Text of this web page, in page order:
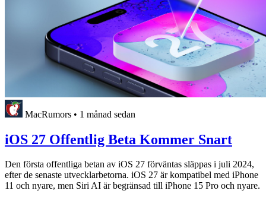
MacRumors • 1 månad sedan
iOS 27 Offentlig Beta Kommer Snart
Den första offentliga betan av iOS 27 förväntas släppas i juli 2024,
efter de senaste utvecklarbetorna. iOS 27 är kompatibel med iPhone
11 och nyare, men Siri AI är begränsad till iPhone 15 Pro och nyare.